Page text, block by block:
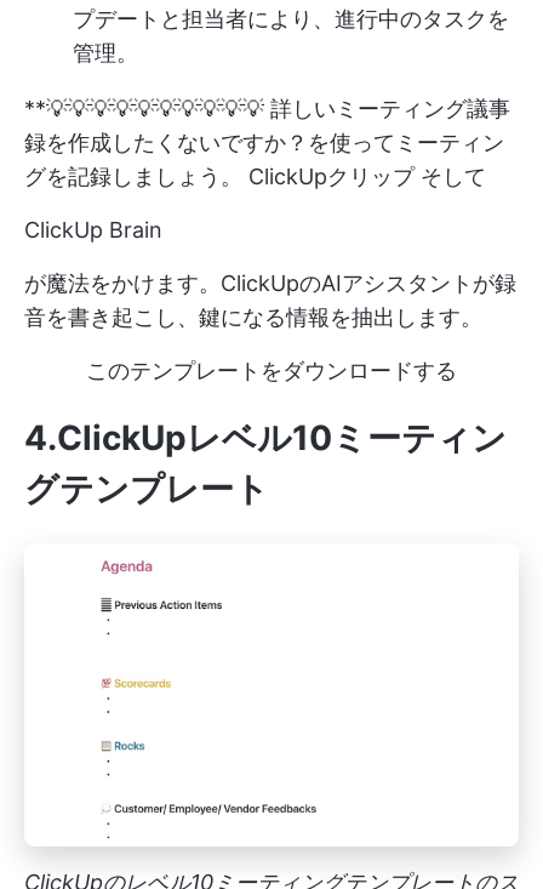
プデートと担当者により、進行中のタスクを
管理。
**💡💡💡💡💡💡💡💡💡💡 詳しいミーティング議事
録を作成したくないですか？を使ってミーティン
グを記録しましょう。 ClickUpクリップそして
ClickUp Brain
が魔法をかけます。ClickUpのAIアシスタントが録
音を書き起こし、鍵になる情報を抽出します。
このテンプレートをダウンロードする
4.ClickUpレベル10ミーティン
グテンプレート
ClickUpのレベル10ミーティングテンプレートのス